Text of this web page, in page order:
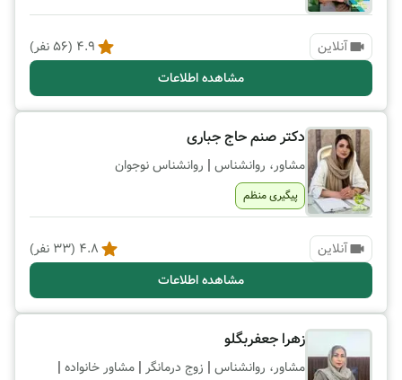
آنلاین 4.9
(
56نفر)
مشاهده اطلاعات
دکتر صنم حاج جباری
مشاور، روانشناس | روانشناس نوجوان
پیگیری منظم
آنلاین 4.8
(
33 نفر)
مشاهده اطلاعات
زهرا جعفربگلو
مشاور، روانشناس | زوج درمانگر | مشاور خانواده |